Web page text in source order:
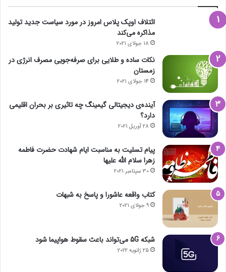
ائتلاف اوپک پلاس امروز در مورد سیاست جدید تولید
مذاکره می‌کند
18 جولای 2021
نکات ساده و طلایی برای صرفه‌جویی مصرف انرژی در
زمستان
14 جولای 2021
آینده‌ی دیجیتالی گیمینگ چه تاثیری بر بحران اقلیمی
دارد؟
28 آوریل 2021
پیام تسلیت به مناسبت ایام شهادت حضرت فاطمه
زهرا سلام الله علیها
30 سپتامبر 2021
کتاب واقعه عاشورا و پاسخ به شبهات
9 جولای 2021
شبکه 5G می‌تواند باعث سقوط هواپیما شود
25 ژانویه 2022